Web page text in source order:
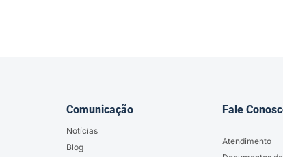
Comunicação
Notícias
Blog
Fale
Atendimento